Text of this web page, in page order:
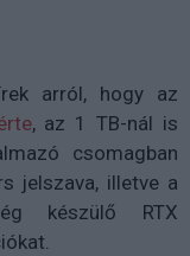
arról, hogy az
, az 1 TB-nál is
csomagban
jelszava, illetve a
készülő RTX